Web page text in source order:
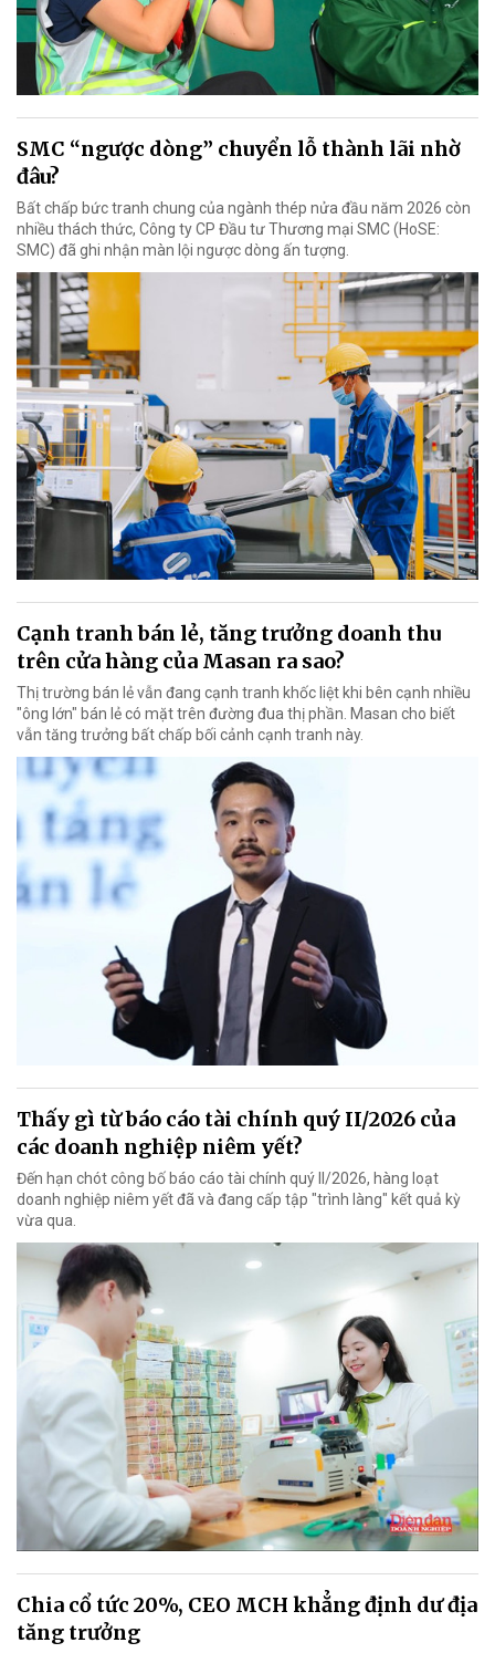
SMC “ngược dòng” chuyển lỗ thành lãi nhờ
đâu?
Bất chấp bức tranh chung của ngành thép nửa đầu năm 2026 còn
nhiều thách thức, Công ty CP Đầu tư Thương mại SMC (HoSE:
SMC) đã ghi nhận màn lội ngược dòng ấn tượng.
Cạnh tranh bán lẻ, tăng trưởng doanh thu
trên cửa hàng của Masan ra sao?
Thị trường bán lẻ vẫn đang cạnh tranh khốc liệt khi bên cạnh nhiều
"ông lớn" bán lẻ có mặt trên đường đua thị phần. Masan cho biết
vẫn tăng trưởng bất chấp bối cảnh cạnh tranh này.
Thấy gì từ báo cáo tài chính quý II/2026 của
các doanh nghiệp niêm yết?
Đến hạn chót công bố báo cáo tài chính quý II/2026, hàng loạt
doanh nghiệp niêm yết đã và đang cấp tập "trình làng" kết quả kỳ
vừa qua.
Chia cổ tức 20%, CEO MCH khẳng định dư địa
tăng trưởng